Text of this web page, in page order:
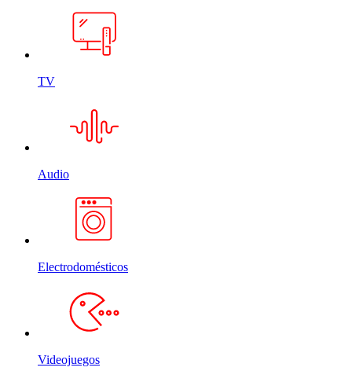
TV
Audio
Electrodomésticos
Videojuegos